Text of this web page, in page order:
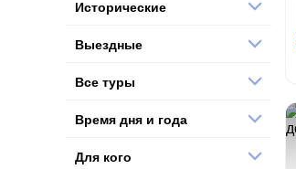
Исторические
Выездные
Все туры
Время дня и года
Для кого